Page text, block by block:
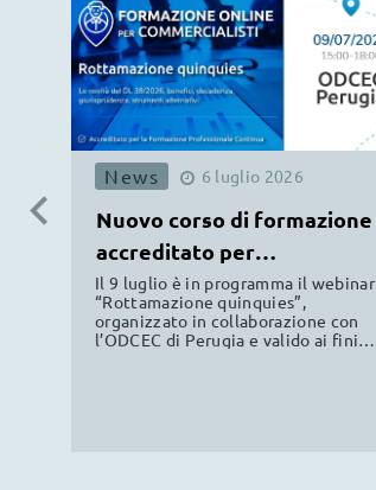
News 6 luglio 2026
Nuovo corso di formazione
accreditato per
commercialisti ODCEC
Il 9 luglio è in programma il webinar
“Rottamazione quinquies”,
organizzato in collaborazione con
l’ODCEC di Perugia e valido ai fini